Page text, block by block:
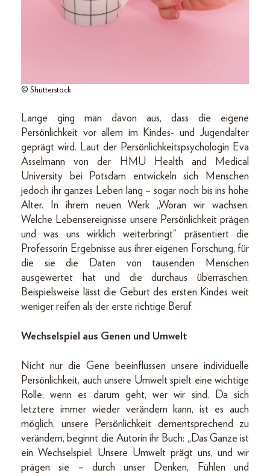
© Shutterstock
Lange ging man davon aus, dass die eigene
Persönlichkeit vor allem im Kindes- und Jugendalter
geprägt wird. Laut der Persönlichkeitspsychologin Eva
Asselmann von der HMU Health and Medical
University bei Potsdam entwickeln sich Menschen
jedoch ihr ganzes Leben lang – sogar noch bis ins hohe
Alter. In ihrem neuen Werk „Woran wir wachsen.
Welche Lebensereignisse unsere Persönlichkeit prägen
und was uns wirklich weiterbringt“ präsentiert die
Professorin Ergebnisse aus ihrer eigenen Forschung, für
die sie die Daten von tausenden Menschen
ausgewertet hat und die durchaus überraschen:
Beispielsweise lässt die Geburt des ersten Kindes weit
weniger reifen als der erste richtige Beruf.
Wechselspiel aus Genen und Umwelt
Nicht nur die Gene beeinflussen unsere individuelle
Persönlichkeit, auch unsere Umwelt spielt eine wichtige
Rolle, wenn es darum geht, wer wir sind. Da sich
letztere immer wieder verändern kann, ist es auch
möglich, unsere Persönlichkeit dementsprechend zu
verändern, beginnt die Autorin ihr Buch: „Das Ganze ist
ein Wechselspiel: Unsere Umwelt prägt uns, und wir
prägen sie – durch unser Denken, Fühlen und